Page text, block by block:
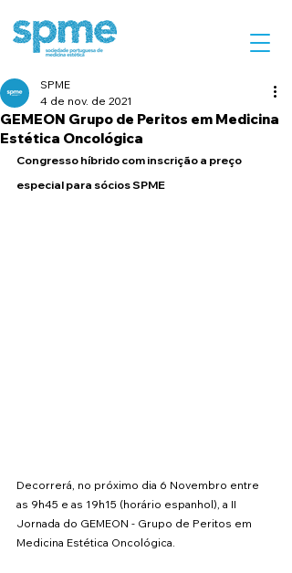
GEMEON Grupo de Peritos em Medicina
Estética Oncológica
SPME
4 de nov. de 2021
Congresso híbrido com inscrição a preço
especial para sócios SPME
Decorrerá, no próximo dia 6 Novembro entre
as 9h45 e as 19h15 (horário espanhol), a II
Jornada do GEMEON - Grupo de Peritos em
Medicina Estética Oncológica.